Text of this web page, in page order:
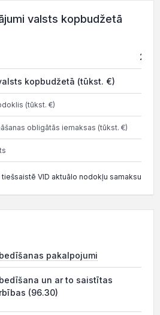
valsts kopbudžetā
2025
kopbudžetā (tūkst. €)
(tūkst. €)
obligātās iemaksas (tūkst. €)
VID aktuālo nodokļu samaksu
pakalpojumi
un ar to saistītas
(96.30)